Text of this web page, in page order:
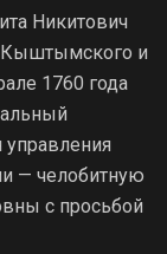
Никитович
и
1760 года
— челобитную
с просьбой